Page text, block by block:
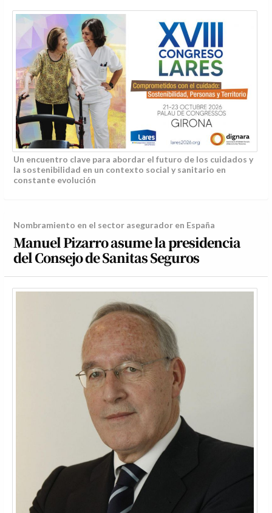
Un encuentro clave para abordar el futuro de los cuidados y
la sostenibilidad en un contexto social y sanitario en
constante evolución
Nombramiento en el sector asegurador en España
Manuel Pizarro asume la presidencia
del Consejo de Sanitas Seguros